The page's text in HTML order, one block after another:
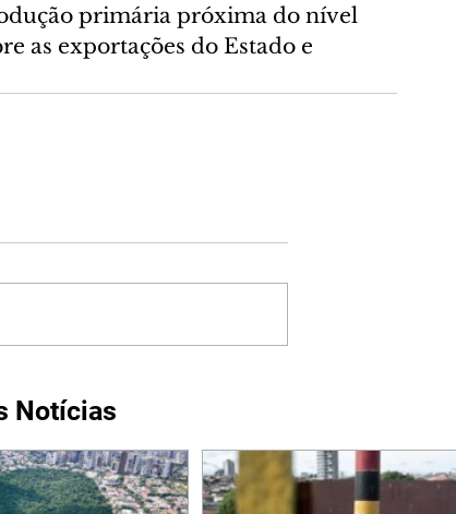
primária próxima do nível
as exportações do Estado e
Notícias